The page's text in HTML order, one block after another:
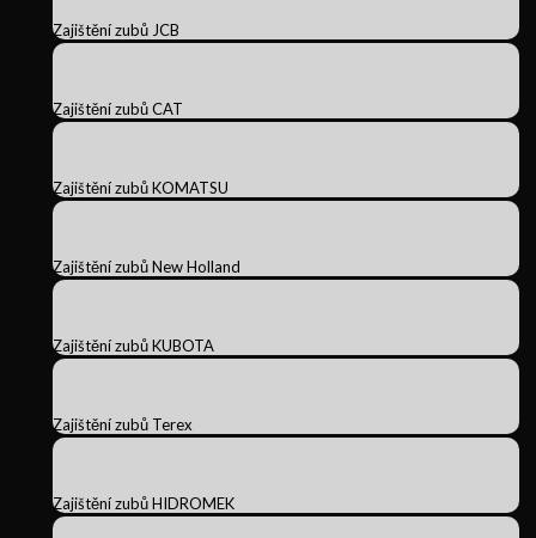
Zajištění zubů JCB
Zajištění zubů CAT
Zajištění zubů KOMATSU
Zajištění zubů New Holland
Zajištění zubů KUBOTA
Zajištění zubů Terex
Zajištění zubů HIDROMEK